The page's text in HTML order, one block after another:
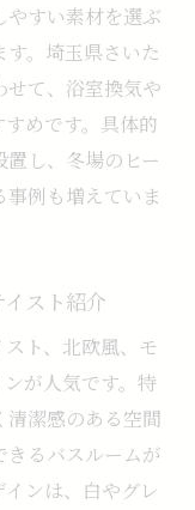
やすい素材を選ぶ
。埼玉県さいた
せて、浴室換気や
めです。具体的
し、冬場のヒー
例も増えていま
スト紹介
ト、北欧風、モ
が人気です。特
清潔感のある空間
るバスルームが
ンは、白やグレ